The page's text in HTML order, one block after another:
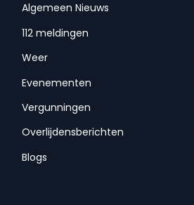
Algemeen Nieuws
112 meldingen
Weer
Evenementen
Vergunningen
Overlijdensberichten
Blogs